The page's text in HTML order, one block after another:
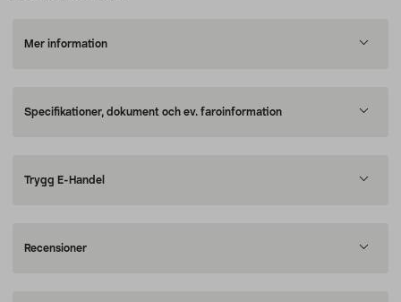
Mer information
Specifikationer, dokument och ev. faroinformation
Trygg E-Handel
Recensioner